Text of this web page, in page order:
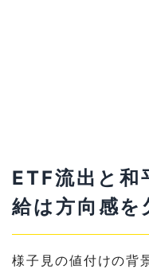
ETF流出と和
給は方向感を
様子見の値付けの背